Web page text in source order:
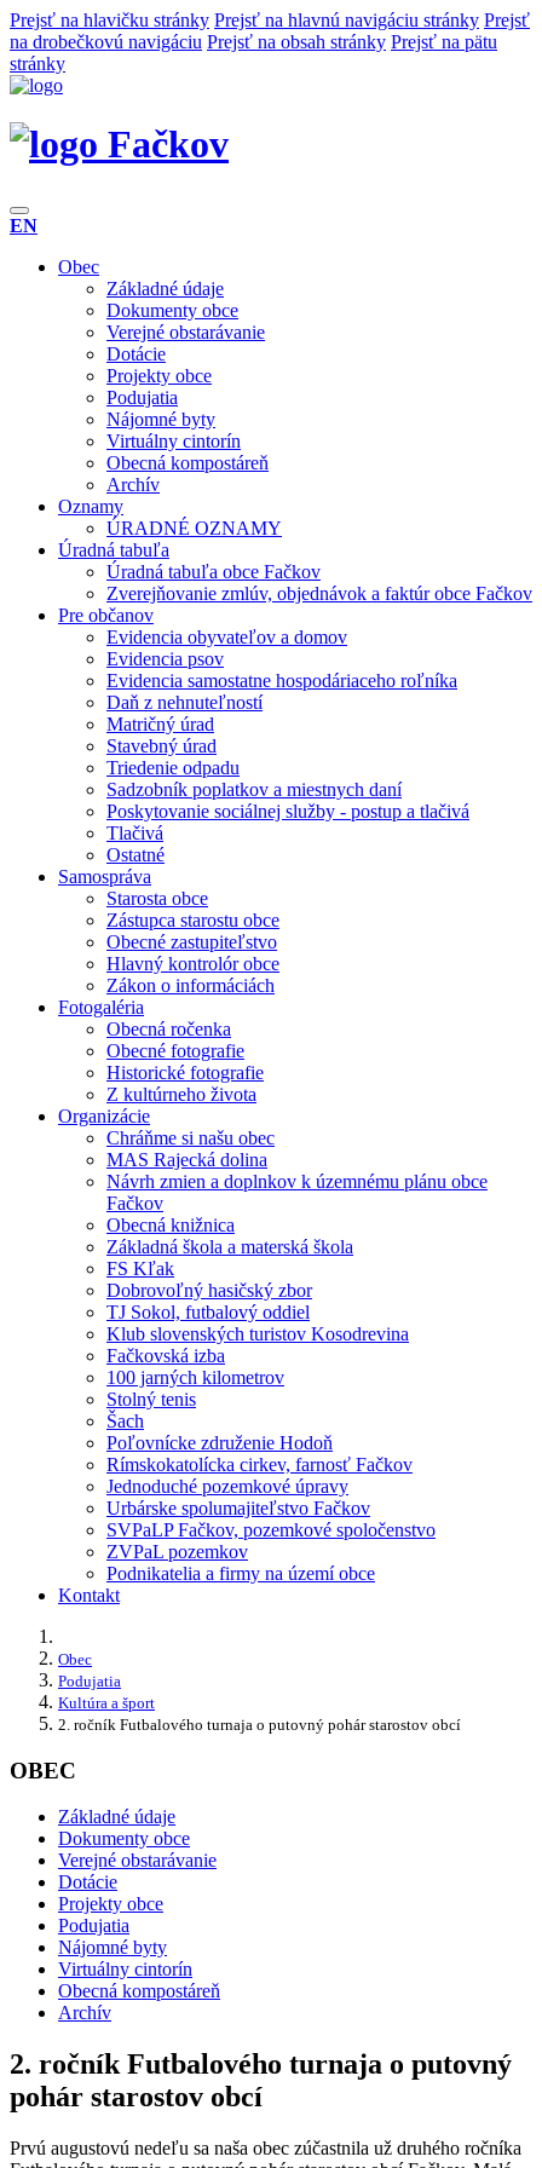
Prejsť na hlavičku stránky Prejsť na hlavnú navigáciu stránky Prejsť
na drobečkovú navigáciu Prejsť na obsah stránky Prejsť na pätu
stránky
Fačkov
EN
Obec
Základné údaje
Dokumenty obce
Verejné obstarávanie
Dotácie
Projekty obce
Podujatia
Nájomné byty
Virtuálny cintorín
Obecná kompostáreň
Archív
Oznamy
ÚRADNÉ OZNAMY
Úradná tabuľa
Úradná tabuľa obce Fačkov
Zverejňovanie zmlúv, objednávok a faktúr obce Fačkov
Pre občanov
Evidencia obyvateľov a domov
Evidencia psov
Evidencia samostatne hospodáriaceho roľníka
Daň z nehnuteľností
Matričný úrad
Stavebný úrad
Triedenie odpadu
Sadzobník poplatkov a miestnych daní
Poskytovanie sociálnej služby - postup a tlačivá
Tlačivá
Ostatné
Samospráva
Starosta obce
Zástupca starostu obce
Obecné zastupiteľstvo
Hlavný kontrolór obce
Zákon o informáciách
Fotogaléria
Obecná ročenka
Obecné fotografie
Historické fotografie
Z kultúrneho života
Organizácie
Chráňme si našu obec
MAS Rajecká dolina
Návrh zmien a doplnkov k územnému plánu obce
Fačkov
Obecná knižnica
Základná škola a materská škola
FS Kľak
Dobrovoľný hasičský zbor
TJ Sokol, futbalový oddiel
Klub slovenských turistov Kosodrevina
Fačkovská izba
100 jarných kilometrov
Stolný tenis
Šach
Poľovnícke združenie Hodoň
Rímskokatolícka cirkev, farnosť Fačkov
Jednoduché pozemkové úpravy
Urbárske spolumajiteľstvo Fačkov
SVPaLP Fačkov, pozemkové spoločenstvo
ZVPaL pozemkov
Podnikatelia a firmy na území obce
Kontakt
Obec
Podujatia
Kultúra a šport
2. ročník Futbalového turnaja o putovný pohár starostov obcí
OBEC
Základné údaje
Dokumenty obce
Verejné obstarávanie
Dotácie
Projekty obce
Podujatia
Nájomné byty
Virtuálny cintorín
Obecná kompostáreň
Archív
2. ročník Futbalového turnaja o putovný
pohár starostov obcí
Prvú augustovú nedeľu sa naša obec zúčastnila už druhého ročníka